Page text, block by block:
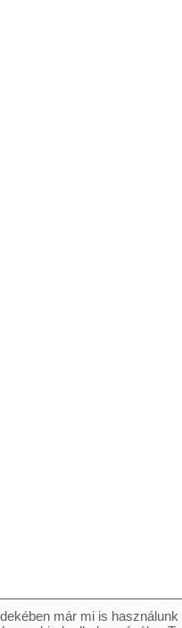
már mi is